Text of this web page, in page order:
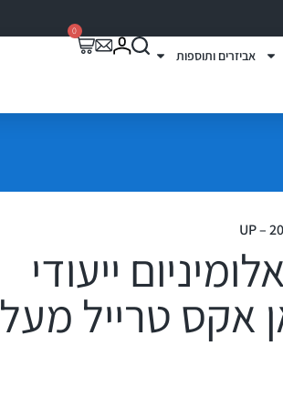
אביזרים ותוספות
0
ייעודי
אקס טרייל מעל